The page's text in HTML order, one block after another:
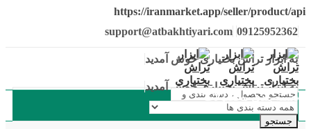
https://iranmarket.app/seller/product/api
support@atbakhtiyari.com 09125952362
به ابزار تراش بختیاری خوش آمدید
به ابزار تراش بختیاری خوش آمدید
جستجو
دسته بندی محصولات